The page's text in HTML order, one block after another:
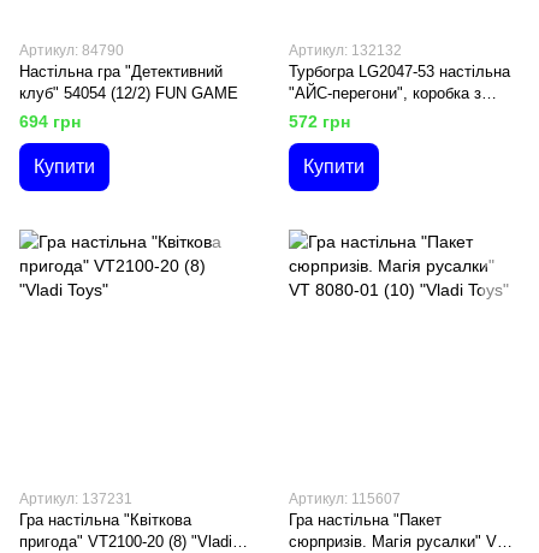
Артикул: 84790
Настільна гра "Детективний
клуб" 54054 (12/2) FUN GAME
694 грн
Купити
Артикул: 132132
Турбогра LG2047-53 настільна
"АЙС-перегони", коробка з
ручками (10) "Ludum"
572 грн
Купити
Артикул: 137231
Гра настільна "Квіткова
пригода" VT2100-20 (8) "Vladi
Артикул: 115607
Гра настільна "Пакет
сюрпризів. Магія русалки" VT